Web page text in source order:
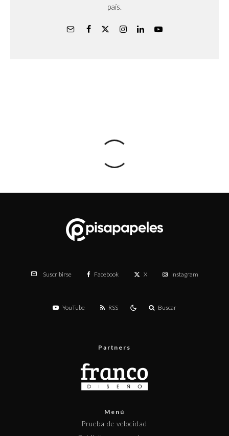
país.
Suscribirse Facebook X Instagram
YouTube RSS Buscar
Partners
Menú
Prueba de velocidad